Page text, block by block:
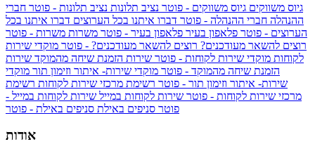
גיוס משווקים גיוס משווקים - פוטר נציב תלונות נציב תלונות - פוטר חברי
ההנהלה חברי ההנהלה - פוטר דברו איתנו בכל הערוצים דברו איתנו בכל
הערוצים - פוטר פלאפון בעיר פלאפון בעיר - פוטר משרות משרות - פוטר
רוצים להשאר מעודכנים? רוצים להשאר מעודכנים? - פוטר מוקדי שירות
לקוחות מוקדי שירות לקוחות - פוטר שירות הזמנת שיחה מהמוקד שירות
הזמנת שיחה מהמוקד - פוטר מוקדי שירות- איתור וזימון תור מוקדי
שירות- איתור וזימון תור - פוטר רשימת מרכזי שירות לקוחות רשימת
מרכזי שירות לקוחות - פוטר שירות לקוחות במייל שירות לקוחות במייל -
פוטר סניפים באילת סניפים באילת - פוטר
אודות